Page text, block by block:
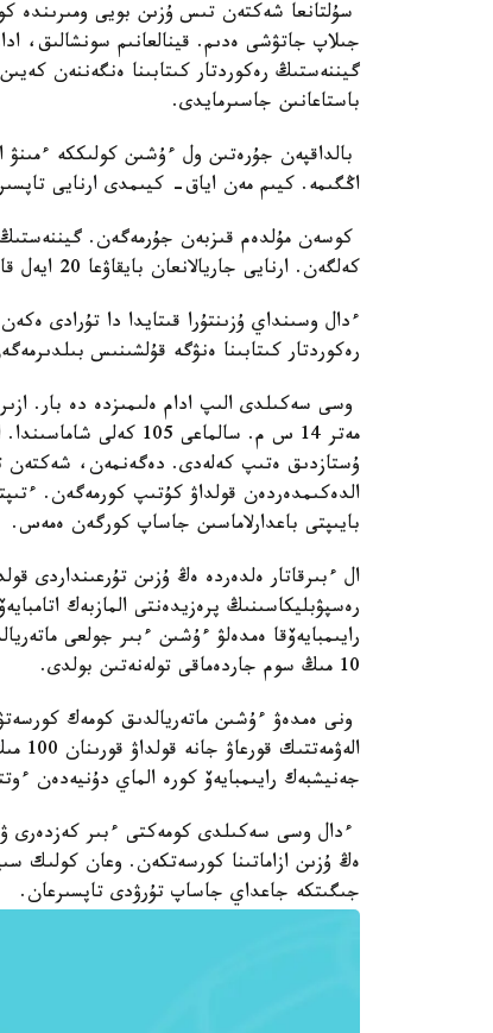
سۇلتانعا شەكتەن تىس ۇزىن بويى ومىرىندە
جىلاپ جاتۋشى ەدىم. قينالعانىم سونشالىق،
گيننەستىڭ رەكوردتار كىتابىنا ەنگەننەن
باستاعانىن جاسىرمايدى.
اڭگىمە. كيىم مەن اياق- كيىمدى ارنايى
كوسەن مۇلدەم قىزبەن جۇرمەگەن.
كەلگەن. ارنايى جاريالانعان بايقاۋعا 20 ايەل قاتىسىپ، كوسەنگە جار بولۋدى قالاعان.
رەكوردتار كىتابىنا ەنۋگە قۇلشىنىس
ۇستازدىق ەتىپ كەلەدى. دەگەنمەن، شەكتەن
الدەكىمدەردەن قولداۋ كۇتىپ كورمەگەن.
بايىپتى باعدارلاماسىن جاساپ كورگەن ەمەس.
ال ءبىرقاتار ەلدەردە ەڭ ۇزىن تۇرعىنداردى
رەسپۋبليكاسىنىڭ پرەزيدەنتى المازبەك
رايىمبايەۆقا ەمدەلۋ ءۇشىن ءبىر جولعى
10 مىڭ سوم جاردەماقى تولەنەتىن بولدى.
ونى ەمدەۋ ءۇشىن ماتەريالدىق كومەك
جەنيشبەك رايىمبايەۆ كورە الماي دۇنيەدەن
ءدال وسى سەكىلدى كومەكتى ءبىر كەزدەرى
ەڭ ۇزىن ازاماتىنا كورسەتكەن. وعان كولىك
جىگىتكە جاعداي جاساپ تۇرۋدى تاپسىرعان.